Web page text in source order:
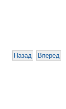
Назад Вперед